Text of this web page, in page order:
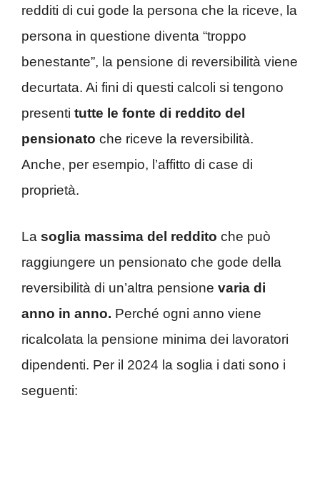
redditi di cui gode la persona che la riceve, la
persona in questione diventa “troppo
benestante”, la pensione di reversibilità viene
decurtata. Ai fini di questi calcoli si tengono
presenti tutte le fonte di reddito del
pensionato che riceve la reversibilità.
Anche, per esempio, l’affitto di case di
proprietà.
La soglia massima del reddito che può
raggiungere un pensionato che gode della
reversibilità di un’altra pensione varia di
anno in anno. Perché ogni anno viene
ricalcolata la pensione minima dei lavoratori
dipendenti. Per il 2024 la soglia i dati sono i
seguenti: